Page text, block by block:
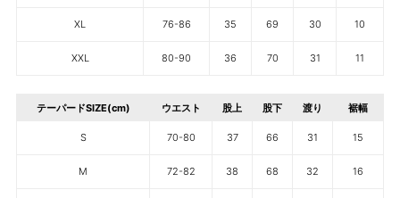
XL 76-86 35 69 30 10
XXL 80-90 36 70 31 11
テーパードSIZE(cm) ウエスト 股上 股下 渡り 裾幅
S 70-80 37 66 31 15
M 72-82 38 68 32 16